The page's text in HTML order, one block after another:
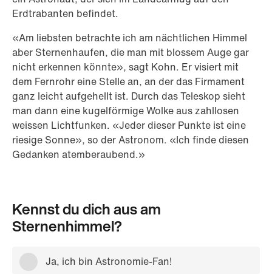
Erdtrabanten befindet.
«Am liebsten betrachte ich am nächtlichen Himmel
aber Sternenhaufen, die man mit blossem Auge gar
nicht erkennen könnte», sagt Kohn. Er visiert mit
dem Fernrohr eine Stelle an, an der das Firmament
ganz leicht aufgehellt ist. Durch das Teleskop sieht
man dann eine kugelförmige Wolke aus zahllosen
weissen Lichtfunken. «Jeder dieser Punkte ist eine
riesige Sonne», so der Astronom. «Ich finde diesen
Gedanken atemberaubend.»
Kennst du dich aus am
Sternenhimmel?
Ja, ich bin Astronomie-Fan!